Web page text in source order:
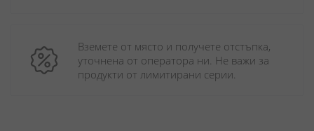
Вземете от място и получете отстъпка,
уточнена от оператора ни. Не важи за
продукти от лимитирани серии.